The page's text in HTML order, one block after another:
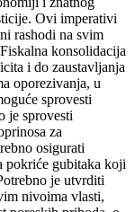
Ovi imperativi
rashodi na svim
konsolidacija
i do zaustavljanja
oporezivanja, u
sprovesti
je sprovesti
za
osigurati
pokriće gubitaka koji
je utvrditi
nivoima vlasti,